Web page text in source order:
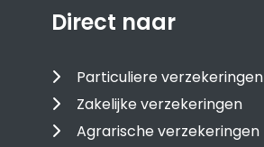
Direct naar
Particuliere verzekeringen
Zakelijke verzekeringen
Agrarische verzekeringen